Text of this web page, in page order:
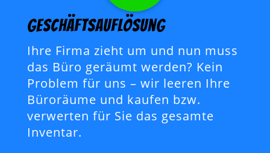
Geschäftsauflösung
Ihre Firma zieht um und nun muss
das Büro geräumt werden? Kein
Problem für uns – wir leeren Ihre
Büroräume und kaufen bzw.
verwerten für Sie das gesamte
Inventar.